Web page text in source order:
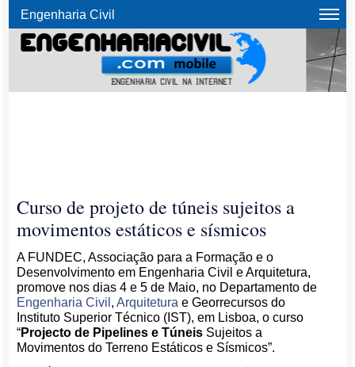
Engenharia Civil
Curso de projeto de túneis sujeitos a
movimentos estáticos e sísmicos
A FUNDEC, Associação para a Formação e o
Desenvolvimento em Engenharia Civil e Arquitetura,
promove nos dias 4 e 5 de Maio, no Departamento de
Engenharia Civil ,Arquitetura e Georrecursos do
Instituto Superior Técnico (IST), em Lisboa, o curso
“Projecto de Pipelines e Túneis Sujeitos a
Movimentos do Terreno Estáticos e Sísmicos”.